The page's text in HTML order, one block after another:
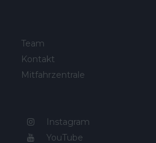
Team
Kontakt
Mitfahrzentrale
Instagram
YouTube